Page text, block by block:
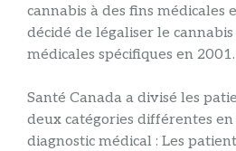
cannabis à des fins médicales
décidé de légaliser le
médicales spécifiques en 2001.
Santé Canada a divisé les
deux catégories différentes
diagnostic médical : Les